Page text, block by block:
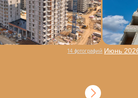
14 фотографий Июнь